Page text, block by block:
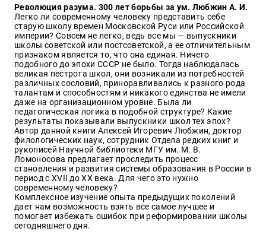
Революция разума. 300 лет борьбы за ум. Любжин А. И.
Легко ли современному человеку представить себе
старую школу времен Московской Руси или Российской
империи? Совсем не легко, ведь все мы — выпускники
школы советской или постсоветской, а ее отличительным
признаком является то, что она единая. Ничего
подобного до эпохи СССР не было. Тогда наблюдалась
великая пестрота школ, они возникали из потребностей
различных сословий, приноравливались к разного рода
талантам и способностям и никакого единства не имели
даже на организационном уровне. Была ли
педагогическая логика в подобной структуре? Какие
результаты показывали выпускники школ тех эпох?
Автор данной книги Алексей Игоревич Любжин, доктор
филологических наук, сотрудник Отдела редких книг и
рукописей Научной библиотеки МГУ им. М. В.
Ломоносова предлагает проследить процесс
становления и развития системы образования в России в
период с XVII до XX века. Для чего это нужно
современному человеку?
Комплексное изучение опыта предыдущих поколений
дает нам возможность взять все самое лучшее и
помогает избежать ошибок при реформировании школы
сегодняшнего дня.
Красота
и
здоровье
Оптовикам
Авторам
Контакты
Мероприятия
+7(499)
350-17-
79
Москва
pochta@den-
magazin.ru